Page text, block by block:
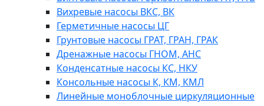
Вихревые насосы ВКС, ВК
Герметичные насосы ЦГ
Грунтовые насосы ГРАТ, ГРАН, ГРАК
Дренажные насосы ГНОМ, АНС
Конденсатные насосы КС, НКУ
Консольные насосы К, КМ, КМЛ
Линейные моноблочные циркуляционные